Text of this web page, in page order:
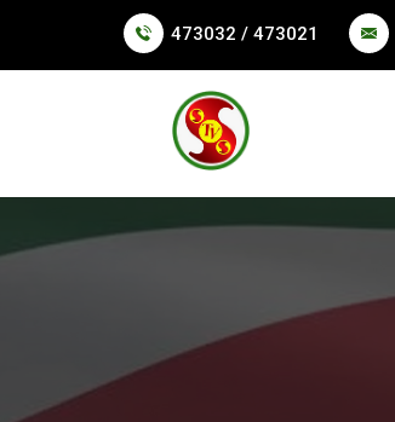
473032 / 473021